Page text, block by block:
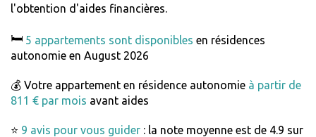
l'obtention d'aides financières.
🛏️ 5 appartements sont disponibles en résidences
autonomie en August 2026
💰 Votre appartement en résidence autonomie à partir de
811 € par mois avant aides
⭐ 9 avis pour vous guider : la note moyenne est de 4.9 sur